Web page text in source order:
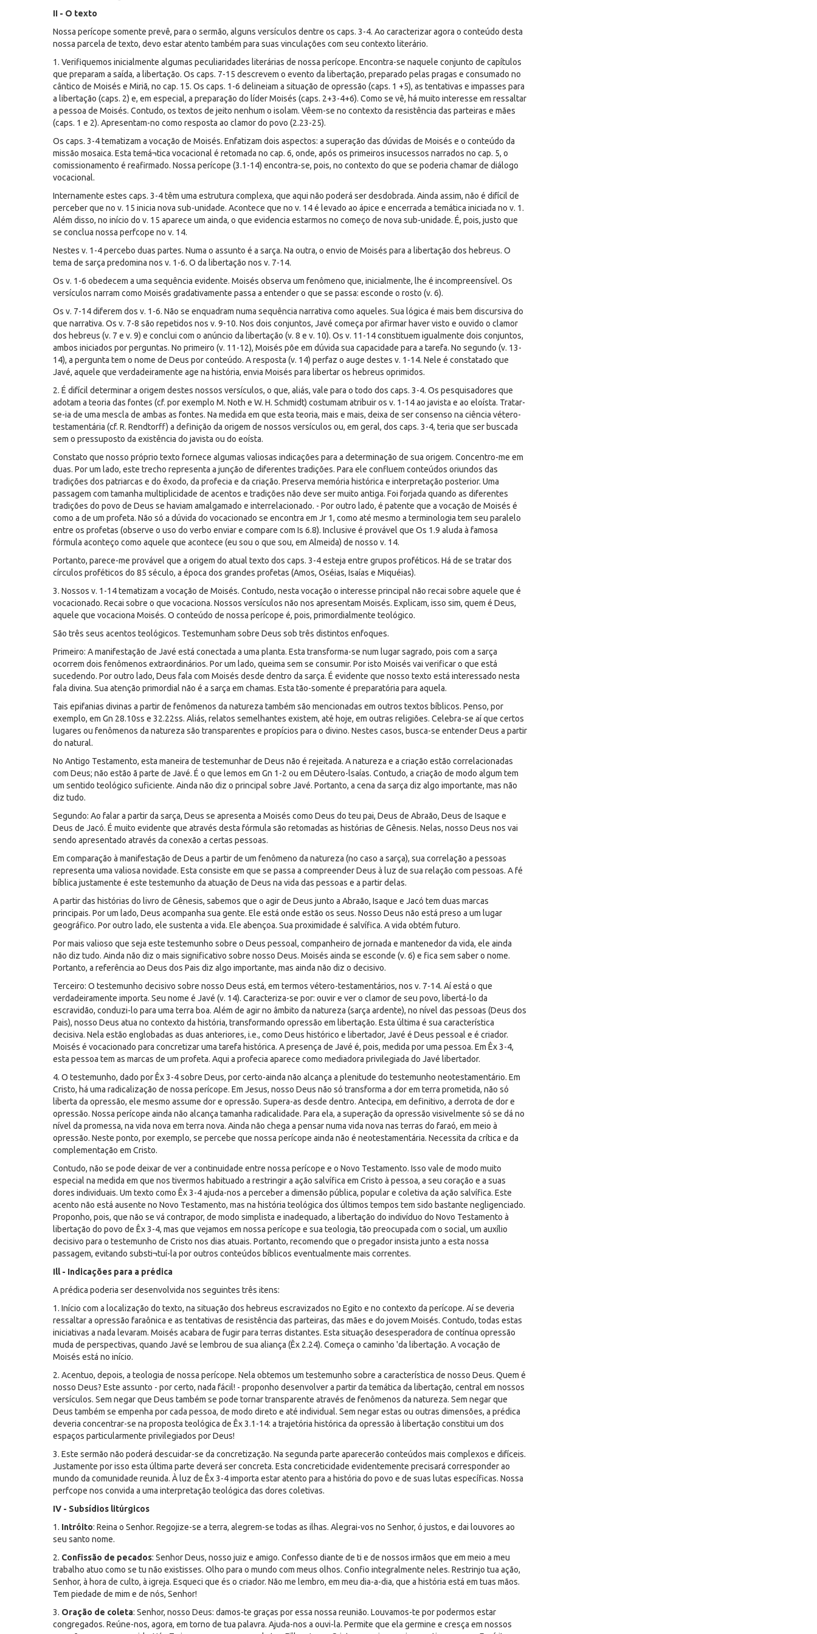
II - O texto
Nossa perícope somente prevê, para o sermão, alguns versículos dentre os caps. 3-4. Ao caracterizar agora o conteúdo desta
nossa parcela de texto, devo estar atento também para suas vinculações com seu contexto literário.
1. Verifiquemos inicialmente algumas peculiaridades literárias de nossa perícope. Encontra-se naquele conjunto de capítulos
que preparam a saída, a libertação. Os caps. 7-15 descrevem o evento da libertação, preparado pelas pragas e consumado no
cântico de Moisés e Miriã, no cap. 15. Os caps. 1-6 delineiam a situação de opressão (caps. 1 +5), as tentativas e impasses para
a libertação (caps. 2) e, em especial, a preparação do líder Moisés (caps. 2+3-4+6). Como se vê, há muito interesse em ressaltar
a pessoa de Moisés. Contudo, os textos de jeito nenhum o isolam. Vêem-se no contexto da resistência das parteiras e mães
(caps. 1 e 2). Apresentam-no como resposta ao clamor do povo (2.23-25).
Os caps. 3-4 tematizam a vocação de Moisés. Enfatizam dois aspectos: a superação das dúvidas de Moisés e o conteúdo da
missão mosaica. Esta temá¬tica vocacional é retomada no cap. 6, onde, após os primeiros insucessos narrados no cap. 5, o
comissionamento é reafirmado. Nossa perícope (3.1-14) encontra-se, pois, no contexto do que se poderia chamar de diálogo
vocacional.
Internamente estes caps. 3-4 têm uma estrutura complexa, que aqui não poderá ser desdobrada. Ainda assim, não é difícil de
perceber que no v. 15 inicia nova sub-unidade. Acontece que no v. 14 é levado ao ápice e encerrada a temática iniciada no v. 1.
Além disso, no início do v. 15 aparece um ainda, o que evidencia estarmos no começo de nova sub-unidade. É, pois, justo que
se conclua nossa perfcope no v. 14.
Nestes v. 1-4 percebo duas partes. Numa o assunto é a sarça. Na outra, o envio de Moisés para a libertação dos hebreus. O
tema de sarça predomina nos v. 1-6. O da libertação nos v. 7-14.
Os v. 1-6 obedecem a uma sequência evidente. Moisés observa um fenômeno que, inicialmente, lhe é incompreensível. Os
versículos narram como Moisés gradativamente passa a entender o que se passa: esconde o rosto (v. 6).
Os v. 7-14 diferem dos v. 1-6. Não se enquadram numa sequência narrativa como aqueles. Sua lógica é mais bem discursiva do
que narrativa. Os v. 7-8 são repetidos nos v. 9-10. Nos dois conjuntos, Javé começa por afirmar haver visto e ouvido o clamor
dos hebreus (v. 7 e v. 9) e conclui com o anúncio da libertação (v. 8 e v. 10). Os v. 11-14 constituem igualmente dois conjuntos,
ambos iniciados por perguntas. No primeiro (v. 11-12), Moisés põe em dúvida sua capacidade para a tarefa. No segundo (v. 13-
14), a pergunta tem o nome de Deus por conteúdo. A resposta (v. 14) perfaz o auge destes v. 1-14. Nele é constatado que
Javé, aquele que verdadeiramente age na história, envia Moisés para libertar os hebreus oprimidos.
2. É difícil determinar a origem destes nossos versículos, o que, aliás, vale para o todo dos caps. 3-4. Os pesquisadores que
adotam a teoria das fontes (cf. por exemplo M. Noth e W. H. Schmidt) costumam atribuir os v. 1-14 ao javista e ao eloísta. Tratar-
se-ia de uma mescla de ambas as fontes. Na medida em que esta teoria, mais e mais, deixa de ser consenso na ciência vétero-
testamentária (cf. R. Rendtorff) a definição da origem de nossos versículos ou, em geral, dos caps. 3-4, teria que ser buscada
sem o pressuposto da existência do javista ou do eoísta.
Constato que nosso próprio texto fornece algumas valiosas indicações para a determinação de sua origem. Concentro-me em
duas. Por um lado, este trecho representa a junção de diferentes tradições. Para ele confluem conteúdos oriundos das
tradições dos patriarcas e do êxodo, da profecia e da criação. Preserva memória histórica e interpretação posterior. Uma
passagem com tamanha multiplicidade de acentos e tradições não deve ser muito antiga. Foi forjada quando as diferentes
tradições do povo de Deus se haviam amalgamado e interrelacionado. - Por outro lado, é patente que a vocação de Moisés é
como a de um profeta. Não só a dúvida do vocacionado se encontra em Jr 1, como até mesmo a terminologia tem seu paralelo
entre os profetas (observe o uso do verbo enviar e compare com Is 6.8). Inclusive é provável que Os 1.9 aluda à famosa
fórmula aconteço como aquele que acontece (eu sou o que sou, em Almeida) de nosso v. 14.
Portanto, parece-me provável que a origem do atual texto dos caps. 3-4 esteja entre grupos proféticos. Há de se tratar dos
círculos proféticos do 85 século, a época dos grandes profetas (Amos, Oséias, Isaías e Miquéias).
3. Nossos v. 1-14 tematizam a vocação de Moisés. Contudo, nesta vocação o interesse principal não recai sobre aquele que é
vocacionado. Recai sobre o que vocaciona. Nossos versículos não nos apresentam Moisés. Explicam, isso sim, quem é Deus,
aquele que vocaciona Moisés. O conteúdo de nossa perícope é, pois, primordialmente teológico.
São três seus acentos teológicos. Testemunham sobre Deus sob três distintos enfoques.
Primeiro: A manifestação de Javé está conectada a uma planta. Esta transforma-se num lugar sagrado, pois com a sarça
ocorrem dois fenômenos extraordinários. Por um lado, queima sem se consumir. Por isto Moisés vai verificar o que está
sucedendo. Por outro lado, Deus fala com Moisés desde dentro da sarça. É evidente que nosso texto está interessado nesta
fala divina. Sua atenção primordial não é a sarça em chamas. Esta tão-somente é preparatória para aquela.
Tais epifanias divinas a partir de fenômenos da natureza também são mencionadas em outros textos bíblicos. Penso, por
exemplo, em Gn 28.10ss e 32.22ss. Aliás, relatos semelhantes existem, até hoje, em outras religiões. Celebra-se aí que certos
lugares ou fenômenos da natureza são transparentes e propícios para o divino. Nestes casos, busca-se entender Deus a partir
do natural.
No Antigo Testamento, esta maneira de testemunhar de Deus não é rejeitada. A natureza e a criação estão correlacionadas
com Deus; não estão ã parte de Javé. É o que lemos em Gn 1-2 ou em Dêutero-lsaías. Contudo, a criação de modo algum tem
um sentido teológico suficiente. Ainda não diz o principal sobre Javé. Portanto, a cena da sarça diz algo importante, mas não
diz tudo.
Segundo: Ao falar a partir da sarça, Deus se apresenta a Moisés como Deus do teu pai, Deus de Abraão, Deus de Isaque e
Deus de Jacó. É muito evidente que através desta fórmula são retomadas as histórias de Gênesis. Nelas, nosso Deus nos vai
sendo apresentado através da conexão a certas pessoas.
Em comparação à manifestação de Deus a partir de um fenômeno da natureza (no caso a sarça), sua correlação a pessoas
representa uma valiosa novidade. Esta consiste em que se passa a compreender Deus à luz de sua relação com pessoas. A fé
bíblica justamente é este testemunho da atuação de Deus na vida das pessoas e a partir delas.
A partir das histórias do livro de Gênesis, sabemos que o agir de Deus junto a Abraão, Isaque e Jacó tem duas marcas
principais. Por um lado, Deus acompanha sua gente. Ele está onde estão os seus. Nosso Deus não está preso a um lugar
geográfico. Por outro lado, ele sustenta a vida. Ele abençoa. Sua proximidade é salvífica. A vida obtém futuro.
Por mais valioso que seja este testemunho sobre o Deus pessoal, companheiro de jornada e mantenedor da vida, ele ainda
não diz tudo. Ainda não diz o mais significativo sobre nosso Deus. Moisés ainda se esconde (v. 6) e fica sem saber o nome.
Portanto, a referência ao Deus dos Pais diz algo importante, mas ainda não diz o decisivo.
Terceiro: O testemunho decisivo sobre nosso Deus está, em termos vétero-testamentários, nos v. 7-14. Aí está o que
verdadeiramente importa. Seu nome é Javé (v. 14). Caracteriza-se por: ouvir e ver o clamor de seu povo, libertá-lo da
escravidão, conduzi-lo para uma terra boa. Além de agir no âmbito da natureza (sarça ardente), no nível das pessoas (Deus dos
Pais), nosso Deus atua no contexto da história, transformando opressão em libertação. Esta última é sua característica
decisiva. Nela estão englobadas as duas anteriores, i.e., como Deus histórico e libertador, Javé é Deus pessoal e é criador.
Moisés é vocacionado para concretizar uma tarefa histórica. A presença de Javé é, pois, medida por uma pessoa. Em Êx 3-4,
esta pessoa tem as marcas de um profeta. Aqui a profecia aparece como mediadora privilegiada do Javé libertador.
4. O testemunho, dado por Êx 3-4 sobre Deus, por certo-ainda não alcança a plenitude do testemunho neotestamentário. Em
Cristo, há uma radicalização de nossa perícope. Em Jesus, nosso Deus não só transforma a dor em terra prometida, não só
liberta da opressão, ele mesmo assume dor e opressão. Supera-as desde dentro. Antecipa, em definitivo, a derrota de dor e
opressão. Nossa perícope ainda não alcança tamanha radicalidade. Para ela, a superação da opressão visivelmente só se dá no
nível da promessa, na vida nova em terra nova. Ainda não chega a pensar numa vida nova nas terras do faraó, em meio à
opressão. Neste ponto, por exemplo, se percebe que nossa perícope ainda não é neotestamentária. Necessita da crítica e da
complementação em Cristo.
Contudo, não se pode deixar de ver a continuidade entre nossa perícope e o Novo Testamento. Isso vale de modo muito
especial na medida em que nos tivermos habituado a restringir a ação salvífica em Cristo à pessoa, a seu coração e a suas
dores individuais. Um texto como Êx 3-4 ajuda-nos a perceber a dimensão pública, popular e coletiva da ação salvífica. Este
acento não está ausente no Novo Testamento, mas na história teológica dos últimos tempos tem sido bastante negligenciado.
Proponho, pois, que não se vá contrapor, de modo simplista e inadequado, a libertação do indivíduo do Novo Testamento à
libertação do povo de Êx 3-4, mas que vejamos em nossa perícope e sua teologia, tão preocupada com o social, um auxílio
decisivo para o testemunho de Cristo nos dias atuais. Portanto, recomendo que o pregador insista junto a esta nossa
passagem, evitando substi¬tuí-la por outros conteúdos bíblicos eventualmente mais correntes.
Ill - Indicações para a prédica
A prédica poderia ser desenvolvida nos seguintes três itens:
1. Início com a localização do texto, na situação dos hebreus escravizados no Egito e no contexto da perícope. Aí se deveria
ressaltar a opressão faraônica e as tentativas de resistência das parteiras, das mães e do jovem Moisés. Contudo, todas estas
iniciativas a nada levaram. Moisés acabara de fugir para terras distantes. Esta situação desesperadora de contínua opressão
muda de perspectivas, quando Javé se lembrou de sua aliança (Êx 2.24). Começa o caminho 'da libertação. A vocação de
Moisés está no início.
2. Acentuo, depois, a teologia de nossa perícope. Nela obtemos um testemunho sobre a característica de nosso Deus. Quem é
nosso Deus? Este assunto - por certo, nada fácil! - proponho desenvolver a partir da temática da libertação, central em nossos
versículos. Sem negar que Deus também se pode tornar transparente através de fenômenos da natureza. Sem negar que
Deus também se empenha por cada pessoa, de modo direto e até individual. Sem negar estas ou outras dimensões, a prédica
deveria concentrar-se na proposta teológica de Êx 3.1-14: a trajetória histórica da opressão à libertação constitui um dos
espaços particularmente privilegiados por Deus!
3. Este sermão não poderá descuidar-se da concretização. Na segunda parte aparecerão conteúdos mais complexos e difíceis.
Justamente por isso esta última parte deverá ser concreta. Esta concreticidade evidentemente precisará corresponder ao
mundo da comunidade reunida. À luz de Êx 3-4 importa estar atento para a história do povo e de suas lutas específicas. Nossa
perfcope nos convida a uma interpretação teológica das dores coletivas.
IV - Subsídios litúrgicos
1. Intróito: Reina o Senhor. Regojize-se a terra, alegrem-se todas as ilhas. Alegrai-vos no Senhor, ó justos, e dai louvores ao
seu santo nome.
2. Confissão de pecados: Senhor Deus, nosso juiz e amigo. Confesso diante de ti e de nossos irmãos que em meio a meu
trabalho atuo como se tu não existisses. Olho para o mundo com meus olhos. Confio integralmente neles. Restrinjo tua ação,
Senhor, à hora de culto, à igreja. Esqueci que és o criador. Não me lembro, em meu dia-a-dia, que a história está em tuas mãos.
Tem piedade de mim e de nós, Senhor!
3. Oração de coleta: Senhor, nosso Deus: damos-te graças por essa nossa reunião. Louvamos-te por podermos estar
congregados. Reúne-nos, agora, em torno de tua palavra. Ajuda-nos a ouvi-la. Permite que ela germine e cresça em nossos